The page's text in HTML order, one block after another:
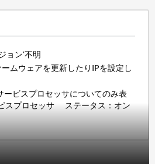
ョン'不明
ムウェアを更新したりIPを設定し
ービスプロセッサについてのみ表
スプロセッサ ステータス：オン